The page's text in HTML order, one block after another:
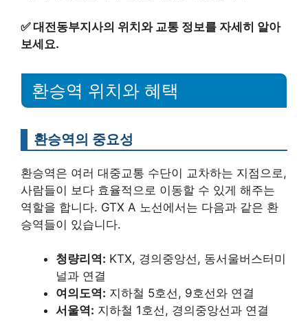
✅대전동부지사의 위치와 교통 정보를 자세히 알아
보세요.
환승역 위치와 혜택
환승역의 중요성
환승역은 여러 대중교통 수단이 교차하는 지점으로,
사람들이 보다 효율적으로 이동할 수 있게 해주는
역할을 합니다. GTX A 노선에서는 다음과 같은 환
승역들이 있습니다.
청량리역: KTX, 경의중앙선, 동서울버스터미
널과 연결
여의도역: 지하철 5호선, 9호선와 연결
서울역: 지하철 1호선, 경의중앙선과 연결